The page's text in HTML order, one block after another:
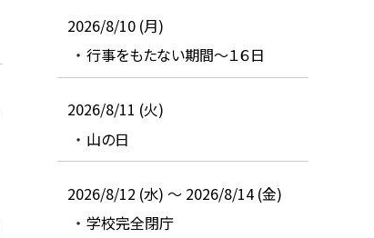
2026/8/10 (月)
行事をもたない期間～１６日
2026/8/11 (火)
山の日
2026/8/12 (水) ～ 2026/8/14 (金)
学校完全閉庁